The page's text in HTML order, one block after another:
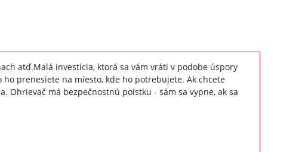
atď.Malá investícia, ktorá sa vám vráti v podobe úspory
prenesiete na miesto, kde ho potrebujete. Ak chcete
Ohrievač má bezpečnostnú poistku - sám sa vypne, ak sa